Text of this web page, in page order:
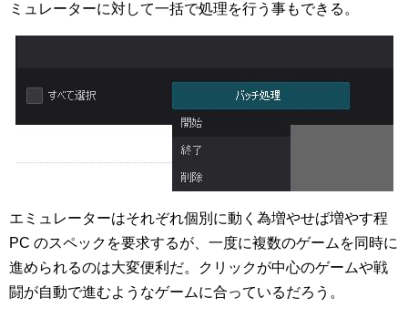
ミュレーターに対して一括で処理を行う事もできる。
エミュレーターはそれぞれ個別に動く為増やせば増やす程
PC のスペックを要求するが、一度に複数のゲームを同時に
進められるのは大変便利だ。クリックが中心のゲームや戦
闘が自動で進むようなゲームに合っているだろう。